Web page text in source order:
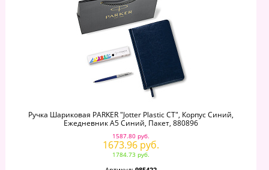
Ручка Шариковая PARKER "Jotter Plastic CT", Корпус Синий,
Ежедневник А5 Синий, Пакет, 880896
1587.80 руб.
1673.96 руб.
1784.73 руб.